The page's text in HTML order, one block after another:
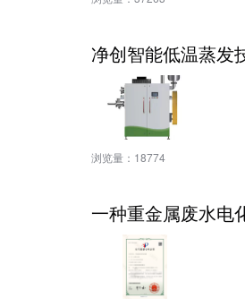
净创智能低温蒸发
浏览量： 18774
一种重金属废水电